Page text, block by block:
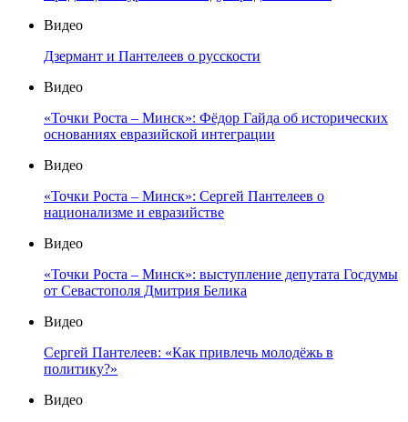
Видео
Дзермант и Пантелеев о русскости
Видео
«Точки Роста – Минск»: Фёдор Гайда об исторических
основаниях евразийской интеграции
Видео
«Точки Роста – Минск»: Сергей Пантелеев о
национализме и евразийстве
Видео
«Точки Роста – Минск»: выступление депутата Госдумы
от Севастополя Дмитрия Белика
Видео
Сергей Пантелеев: «Как привлечь молодёжь в
политику?»
Видео